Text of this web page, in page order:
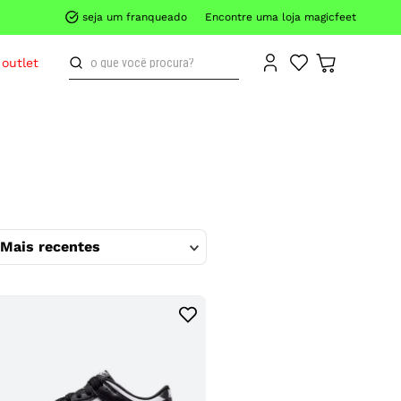
seja um franqueado Encontre uma loja magicfeet
outlet
o que você procura?
Mais recentes